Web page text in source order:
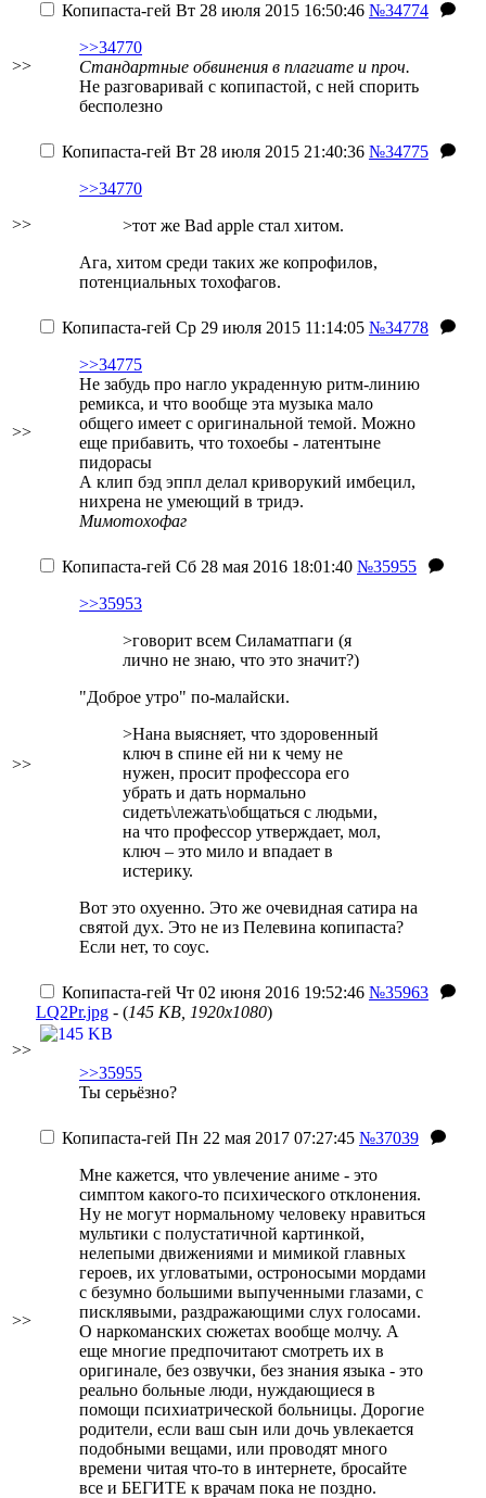
>>
Копипаста-гей Вт 28 июля 2015 16:50:46 №34774
>>34770
Стандартные обвинения в плагиате и проч.
Не разговаривай с копипастой, с ней спорить
бесполезно
>>
Копипаста-гей Вт 28 июля 2015 21:40:36 №34775
>>34770
>тот же Bad apple стал хитом.
Ага, хитом среди таких же копрофилов,
потенциальных тохофагов.
>>
Копипаста-гей Ср 29 июля 2015 11:14:05 №34778
>>34775
Не забудь про нагло украденную ритм-линию
ремикса, и что вообще эта музыка мало
общего имеет с оригинальной темой. Можно
еще прибавить, что тохоебы - латентыне
пидорасы
А клип бэд эппл делал криворукий имбецил,
нихрена не умеющий в тридэ.
Мимотохофаг
>>
Копипаста-гей Сб 28 мая 2016 18:01:40 №35955
>>35953
>говорит всем Силаматпаги (я
лично не знаю, что это значит?)
"Доброе утро" по-малайски.
>Нана выясняет, что здоровенный
ключ в спине ей ни к чему не
нужен, просит профессора его
убрать и дать нормально
сидеть\лежать\общаться с людьми,
на что профессор утверждает, мол,
ключ – это мило и впадает в
истерику.
Вот это охуенно. Это же очевидная сатира на
святой дух. Это не из Пелевина копипаста?
Если нет, то соус.
>>
Копипаста-гей Чт 02 июня 2016 19:52:46 №35963
LQ2Pr.jpg - (145 KB, 1920x1080)
>>35955
Ты серьёзно?
>>
Копипаста-гей Пн 22 мая 2017 07:27:45 №37039
Мне кажется, что увлечение аниме - это
симптом какого-то психического отклонения.
Ну не могут нормальному человеку нравиться
мультики с полустатичной картинкой,
нелепыми движениями и мимикой главных
героев, их угловатыми, остроносыми мордами
с безумно большими выпученными глазами, с
писклявыми, раздражающими слух голосами.
О наркоманских сюжетах вообще молчу. А
еще многие предпочитают смотреть их в
оригинале, без озвучки, без знания языка - это
реально больные люди, нуждающиеся в
помощи психиатрической больницы. Дорогие
родители, если ваш сын или дочь увлекается
подобными вещами, или проводят много
времени читая что-то в интернете, бросайте
все и БЕГИТЕ к врачам пока не поздно.